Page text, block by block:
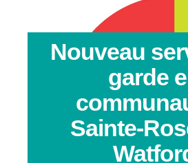
Nouveau
garde
Sainte-